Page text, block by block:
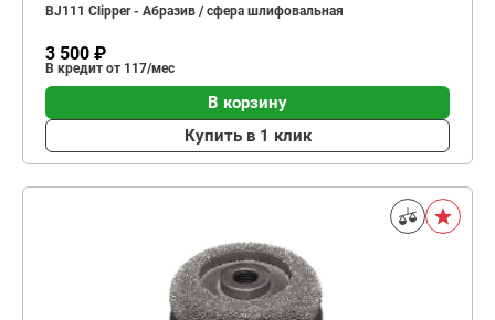
BJ111 Clipper - Абразив / сфера шлифовальная
3 500 ₽
В кредит от 117/мес
В корзину
Купить в 1 клик